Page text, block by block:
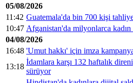
05/08/2026
11:42 Guatemala'da bin 700 kişi
10:47 Afganistan'da milyonlarca kadın
04/08/2026
16:48 'Umut hakkı' için imza
13:18
İdamlara karşı 132 haftalık
sürüyor